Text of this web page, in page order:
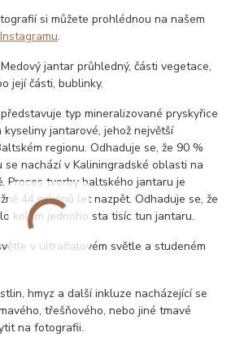
si můžete prohlédnou na našem
Instagramu.
jantar průhledný, části vegetace,
její části, bublinky.
typ mineralizované pryskyřice
kyseliny jantarové, jehož největší
regionu. Odhaduje se, že 90 %
se nachází v Kaliningradské oblasti na
Proces tvorby baltského jantaru je
44 miliónů let nazpět. Odhaduje se, že
kolem jednoho sta tisíc tun jantaru.
v ultrafialovém světle a studeném
hmyz a další inkluze nacházející se
třešňového, nebo jiné tmavé
na fotografii.